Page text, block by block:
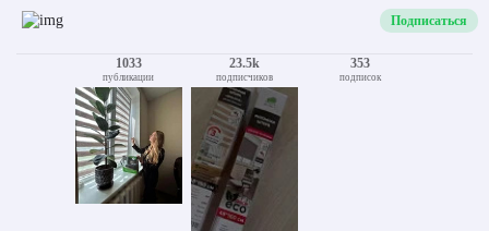
Подписаться
1033
публикации
23.5k
подписчиков
353
подписок